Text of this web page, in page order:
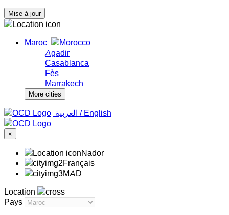
Maroc
Agadir
Casablanca
Fès
Marrakech
More cities
‏العربية ‏ / English
×
Nador
Français
MAD
Location
Pays